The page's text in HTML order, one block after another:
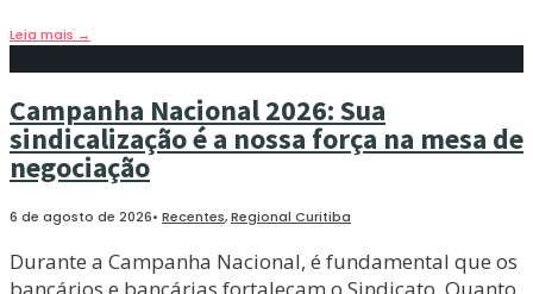
Leia mais →
Campanha Nacional 2026: Sua
sindicalização é a nossa força na mesa de
negociação
6 de agosto de 2026• Recentes,Regional Curitiba
Durante a Campanha Nacional, é fundamental que os